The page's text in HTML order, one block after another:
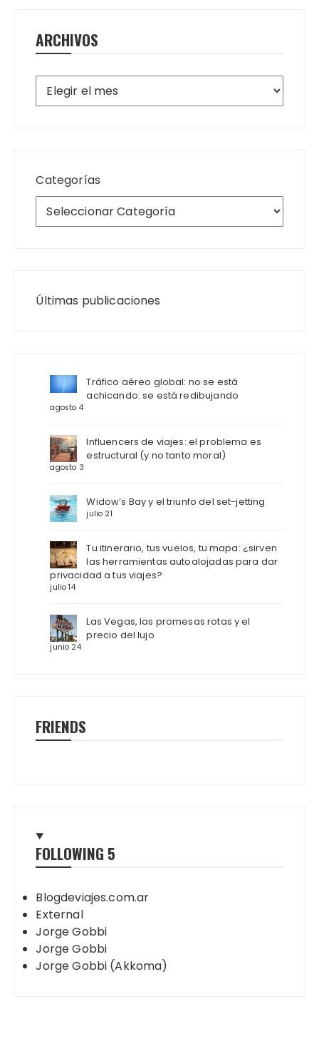
ARCHIVOS
Archivos
Categorías
Últimas publicaciones
Tráfico aéreo global: no se está
achicando: se está redibujando
agosto 4
Influencers de viajes: el problema es
estructural (y no tanto moral)
agosto 3
Widow’s Bay y el triunfo del set-jetting
julio 21
Tu itinerario, tus vuelos, tu mapa: ¿sirven
las herramientas autoalojadas para dar
privacidad a tus viajes?
julio 14
Las Vegas, las promesas rotas y el
precio del lujo
junio 24
FRIENDS
FOLLOWING 5
Blogdeviajes.com.ar
External
Jorge Gobbi
Jorge Gobbi
Jorge Gobbi (Akkoma)